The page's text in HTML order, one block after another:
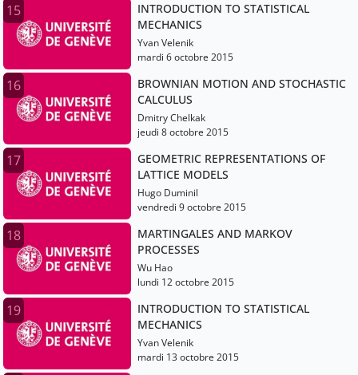
15
INTRODUCTION TO STATISTICAL
MECHANICS
Yvan Velenik
mardi 6 octobre 2015
16
BROWNIAN MOTION AND STOCHASTIC
CALCULUS
Dmitry Chelkak
jeudi 8 octobre 2015
17
GEOMETRIC REPRESENTATIONS OF
LATTICE MODELS
Hugo Duminil
vendredi 9 octobre 2015
18
MARTINGALES AND MARKOV
PROCESSES
Wu Hao
lundi 12 octobre 2015
19
INTRODUCTION TO STATISTICAL
MECHANICS
Yvan Velenik
mardi 13 octobre 2015